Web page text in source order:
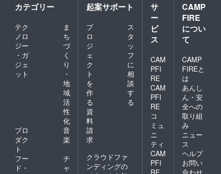
カテゴリー
テク
ノロ
ジー
・ガ
ジェ
ット
ま
ち
づ
く
り
・
地
域
活
性
化
プロ
ダク
ト
音
楽
フー
ド・
チ
ャ
起案サポート
プ
ロ
ジ
ェ
ク
ト
を
作
る
ス
タ
ッ
フ
に
相
談
す
る
資
料
請
求
クラウドファ
ンディングの
サ
ー
ビ
ス
CAM
PFI
RE
CAM
PFI
RE
コ
ミュ
ニ
ティ
CAM
PFI
RE
CAMP
FIRE
につい
て
CAMP
FIREと
は
あんし
ん・安
全への
取り組
み
ニュー
ス
ヘルプ
お問い
合わせ